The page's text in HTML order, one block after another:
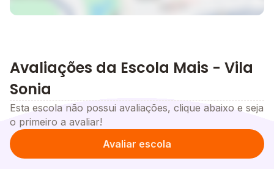
Avaliações da Escola Mais - Vila
Sonia
Esta escola não possui avaliações, clique abaixo e seja
o primeiro a avaliar!
Avaliar escola